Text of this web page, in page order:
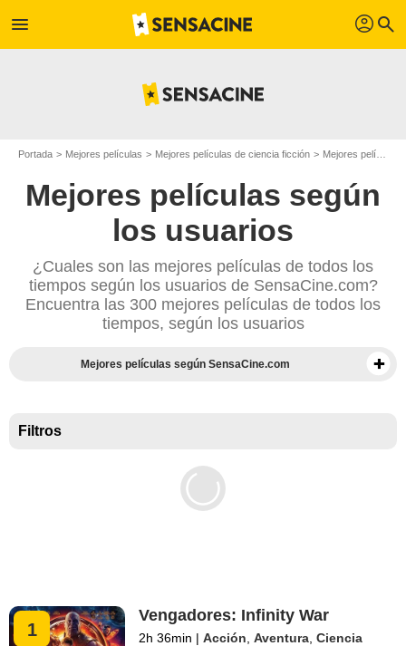
menu profil search
Portada Mejores películas Mejores películas de ciencia ficción Mejores películas de 2018
Mejores películas según
los usuarios
¿Cuales son las mejores películas de todos los
tiempos según los usuarios de SensaCine.com?
Encuentra las 300 mejores películas de todos los
tiempos, según los usuarios
Mejores películas según SensaCine.com
Filtros
1
Vengadores: Infinity War
2h 36min | Acción ,Aventura ,Ciencia